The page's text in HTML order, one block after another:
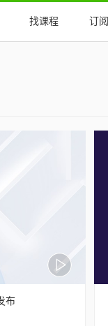
找课程 订阅
布